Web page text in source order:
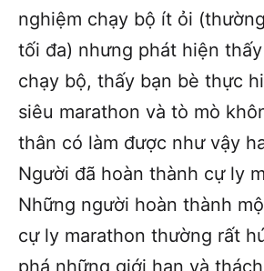
nghiệm chạy bộ ít ỏi
tối đa) nhưng phát hiện
chạy bộ, thấy bạn bè thực
siêu marathon và tò mò
thân có làm được như vậy
Người đã hoàn thành cự ly
Những người hoàn thành
cự ly marathon thường rất
phá những giới hạn và